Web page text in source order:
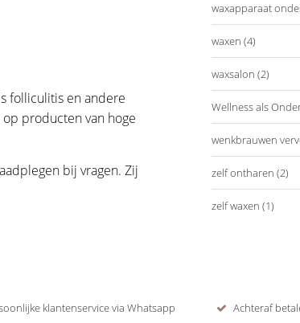
folliculitis en andere
producten van hoge
bij vragen. Zij
waxapparaat
waxen (4)
waxsalon (2)
Wellness als
wenkbrauwen
zelf ontharen (2)
zelf waxen (1)
klantenservice via Whatsapp Achteraf